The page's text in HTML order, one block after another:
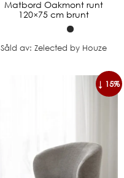
Matbord Oakmont runt
120×75 cm brunt
Såld av: Zelected by Houze
↓ 15%